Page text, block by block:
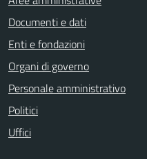
Documenti e dati
Enti e fondazioni
Organi di governo
Personale amministrativo
Politici
Uffici